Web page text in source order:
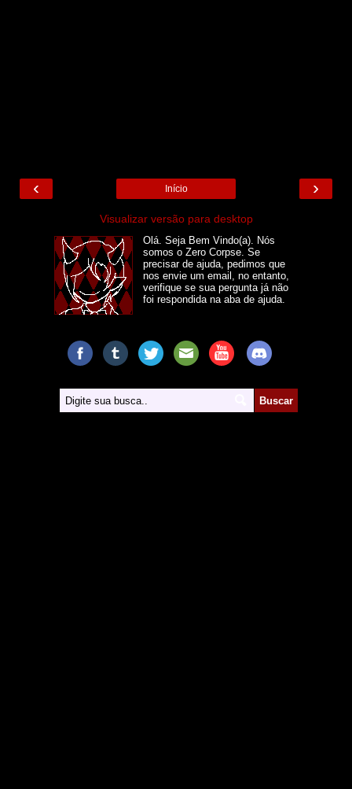
›
‹ Início
Visualizar versão para desktop
Olá. Seja Bem Vindo(a). Nós
somos o Zero Corpse. Se
precisar de ajuda, pedimos que
nos envie um email, no entanto,
verifique se sua pergunta já não
foi respondida na aba de ajuda.